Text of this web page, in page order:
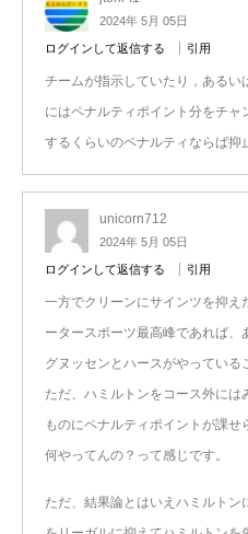
2024年 5月 05日
ログインして返信する 引用
チームが指示していたり，あるい
にはペナルティポイント分をチ
するくらいのペナルティならば抑
unicorn712
2024年 5月 05日
ログインして返信する 引用
一方でクリーンにサインツを抑え
ータースポーツ最高峰であれば
グヌッセンとハースがやっている
ただ、ハミルトンをコース外に
ものにペナルティポイントが課
何やってんの？って感じです。
ただ、結果論とはいえハミルトン